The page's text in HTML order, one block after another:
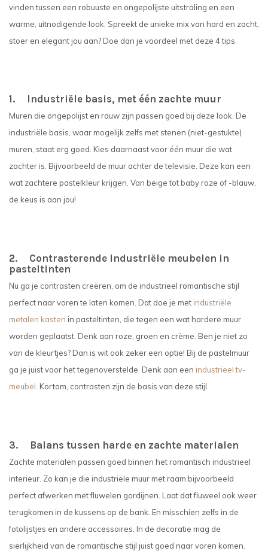
vinden tussen een robuuste en ongepolijste uitstraling en een
warme, uitnodigende look. Spreekt de unieke mix van hard en zacht,
stoer en elegant jou aan? Doe dan je voordeel met deze 4 tips.
1. Industriële basis, met één zachte muur
Muren die ongepolijst en rauw zijn passen goed bij deze look. De
industriële basis, waar mogelijk zelfs met stenen (niet-gestukte)
muren, staat erg goed. Kies daarnaast voor één muur die wat
zachter is. Bijvoorbeeld de muur achter de televisie. Deze kan een
wat zachtere pastelkleur krijgen. Van beige tot baby roze of -blauw,
de keus is aan jou!
2. Contrasterende Industriële meubelen in
pasteltinten
Nu ga je contrasten creëren, om de industrieel romantische stijl
perfect naar voren te laten komen. Dat doe je met industriële
metalen kasten in pasteltinten, die tegen een wat hardere muur
worden geplaatst. Denk aan roze, groen en crème. Ben je niet zo
van de kleurtjes? Dan is wit ook zeker een optie! Bij de pastelmuur
ga je juist voor het tegenoverstelde. Denk aan een industrieel tv-
meubel. Kortom, contrasten zijn de basis van deze stijl.
3. Balans tussen harde en zachte materialen
Zachte materialen passen goed binnen het romantisch industrieel
interieur. Zo kan je die industriële muur met raam bijvoorbeeld
perfect afwerken met fluwelen gordijnen. Laat dat fluweel ook weer
terugkomen in de kussens op de bank. En misschien zelfs in de
fotolijstjes en andere accessoires. In de decoratie mag de
sierlijkheid van de romantische stijl juist goed naar voren komen.